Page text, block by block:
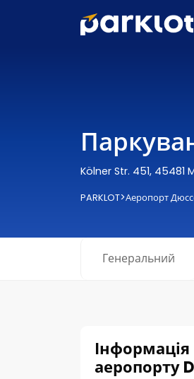
Kölner Str. 451, 45481
PARKLOT>Аеропорт
Генеральний
аеропорту